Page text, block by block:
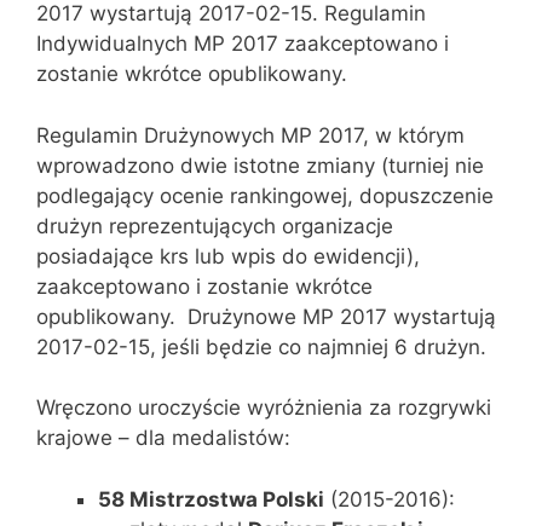
2017 wystartują 2017-02-15. Regulamin
Indywidualnych MP 2017 zaakceptowano i
zostanie wkrótce opublikowany.
Regulamin Drużynowych MP 2017, w którym
wprowadzono dwie istotne zmiany (turniej nie
podlegający ocenie rankingowej, dopuszczenie
drużyn reprezentujących organizacje
posiadające krs lub wpis do ewidencji),
zaakceptowano i zostanie wkrótce
opublikowany. Drużynowe MP 2017 wystartują
2017-02-15, jeśli będzie co najmniej 6 drużyn.
Wręczono uroczyście wyróżnienia za rozgrywki
krajowe – dla medalistów:
58 Mistrzostwa Polski (2015-2016):